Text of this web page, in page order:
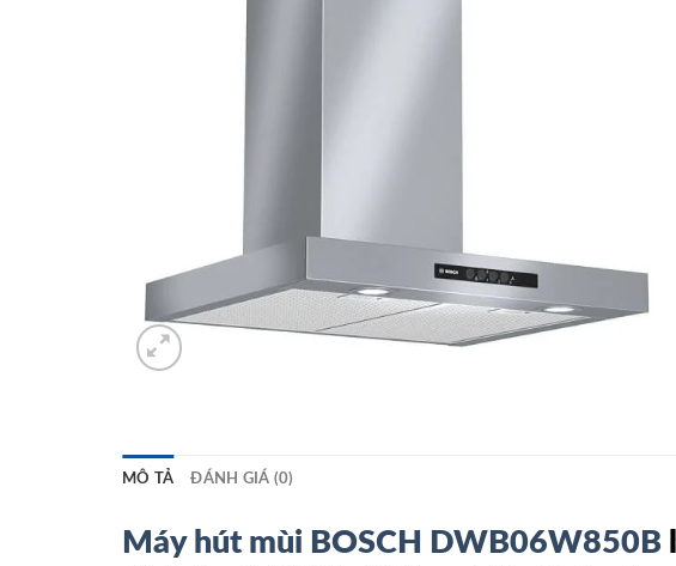
MÔ TẢ ĐÁNH GIÁ (0)
Máy hút mùi BOSCH DWB06W850B